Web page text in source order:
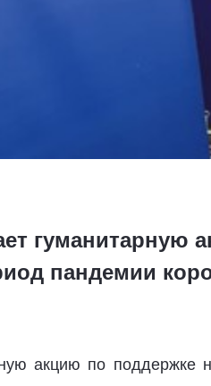
гуманитарную
пандемии
акцию по поддержке